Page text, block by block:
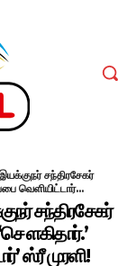
சந்திரசேகர்
வெளியிட்டார்...
சந்திரசேகர்
ஸ்ரீ முரளி!